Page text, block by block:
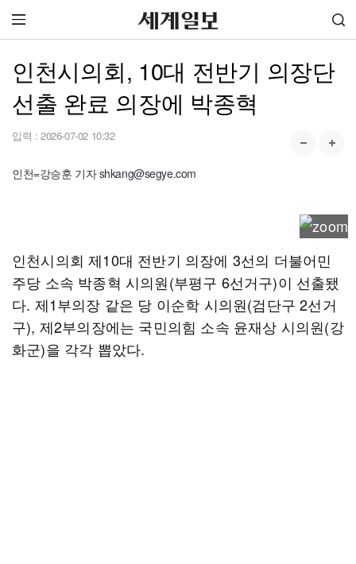
인천시의회, 10대 전반기 의장단
선출 완료 의장에 박종혁
입력 : 2026-07-02 10:32
인천=강승훈 기자 shkang@segye.com
인천시의회 제10대 전반기 의장에 3선의 더불어민
주당 소속 박종혁 시의원(부평구 6선거구)이 선출됐
다. 제1부의장 같은 당 이순학 시의원(검단구 2선거
구), 제2부의장에는 국민의힘 소속 윤재상 시의원(강
화군)을 각각 뽑았다.